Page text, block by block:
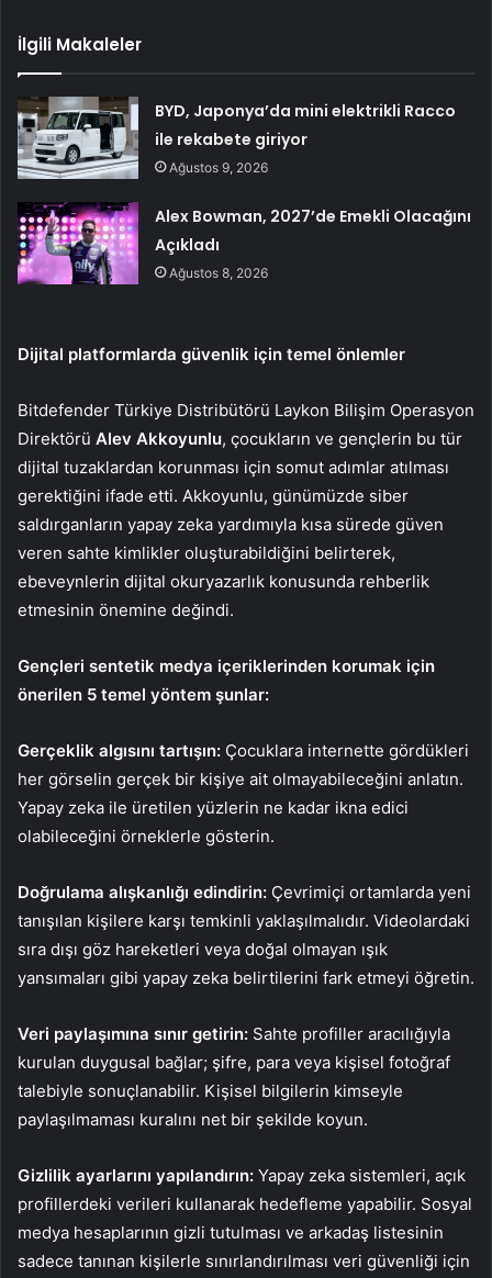
İlgili Makaleler
BYD, Japonya’da mini elektrikli Racco
ile rekabete giriyor
Ağustos 9, 2026
Alex Bowman, 2027’de Emekli Olacağını
Açıkladı
Ağustos 8, 2026
Dijital platformlarda güvenlik için temel önlemler
Bitdefender Türkiye Distribütörü Laykon Bilişim Operasyon
Direktörü Alev Akkoyunlu, çocukların ve gençlerin bu tür
dijital tuzaklardan korunması için somut adımlar atılması
gerektiğini ifade etti. Akkoyunlu, günümüzde siber
saldırganların yapay zeka yardımıyla kısa sürede güven
veren sahte kimlikler oluşturabildiğini belirterek,
ebeveynlerin dijital okuryazarlık konusunda rehberlik
etmesinin önemine değindi.
Gençleri sentetik medya içeriklerinden korumak için
önerilen 5 temel yöntem şunlar:
Gerçeklik algısını tartışın: Çocuklara internette gördükleri
her görselin gerçek bir kişiye ait olmayabileceğini anlatın.
Yapay zeka ile üretilen yüzlerin ne kadar ikna edici
olabileceğini örneklerle gösterin.
Doğrulama alışkanlığı edindirin: Çevrimiçi ortamlarda yeni
tanışılan kişilere karşı temkinli yaklaşılmalıdır. Videolardaki
sıra dışı göz hareketleri veya doğal olmayan ışık
yansımaları gibi yapay zeka belirtilerini fark etmeyi öğretin.
Veri paylaşımına sınır getirin: Sahte profiller aracılığıyla
kurulan duygusal bağlar; şifre, para veya kişisel fotoğraf
talebiyle sonuçlanabilir. Kişisel bilgilerin kimseyle
paylaşılmaması kuralını net bir şekilde koyun.
Gizlilik ayarlarını yapılandırın: Yapay zeka sistemleri, açık
profillerdeki verileri kullanarak hedefleme yapabilir. Sosyal
medya hesaplarının gizli tutulması ve arkadaş listesinin
sadece tanınan kişilerle sınırlandırılması veri güvenliği için